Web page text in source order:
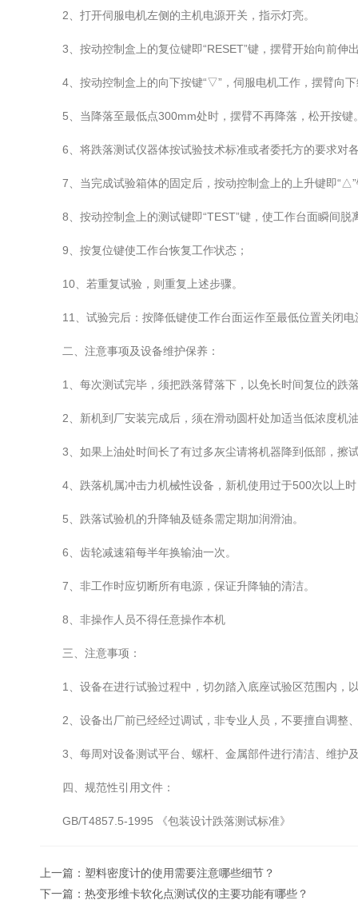
2、打开伺服电机左侧的主机电源开关，指示灯亮。
3、按动控制盒上的复位键即“RESET”键，摆臂开始向前伸
4、按动控制盒上的向下按键“▽”，伺服电机工作，摆臂向下
5、当降落至最低点300mm处时，摆臂不再降落，松开按键
6、将跌落测试仪器体按试验技术标准或者委托方的要求对
7、当完成试验箱体的固定后，按动控制盒上的上升键即“△”
8、按动控制盒上的测试键即“TEST”键，使工作台面瞬间脱
9、按复位键使工作台恢复工作状态；
10、若重复试验，则重复上述步骤。
11、试验完后：按降低键使工作台面运作至最低位置关闭电
二、注意事项及设备维护保养：
1、每次测试完毕，须把跌落臂落下，以免长时间复位的跌
2、新机到厂安装完成后，须在滑动圆杆处加适当低浓度机
3、如果上油处时间长了有过多灰尘请将机器降到低部，擦
4、跌落机属冲击力机械性设备，新机使用过于500次以上时
5、跌落试验机的升降轴及链条需定期加润滑油。
6、齿轮减速箱每半年换输油一次。
7、非工作时应切断所有电源，保证升降轴的清洁。
8、非操作人员不得任意操作本机
三、注意事项：
1、设备在进行试验过程中，切勿踏入底座试验区范围内，
2、设备出厂前已经经过调试，非专业人员，不要擅自调整
3、每周对设备测试平台、螺杆、金属部件进行清洁、维护
四、规范性引用文件：
GB/T4857.5-1995 《包装设计跌落测试标准》
上一篇： 塑料密度计的使用需要注意哪些细节？
下一篇： 热变形维卡软化点测试仪的主要功能有哪些？